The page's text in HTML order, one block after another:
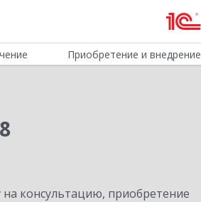
Приобретение и внедрение
консультацию, приобретение